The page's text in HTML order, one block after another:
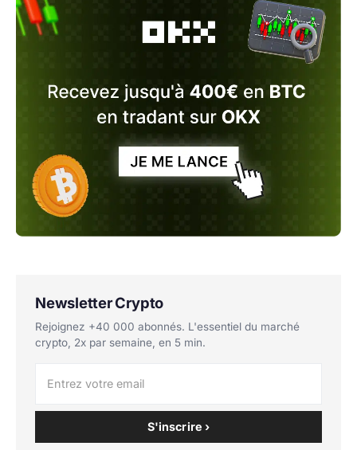
Newsletter Crypto
Rejoignez +40 000 abonnés. L'essentiel du marché
crypto, 2x par semaine, en 5 min.
S'inscrire ›